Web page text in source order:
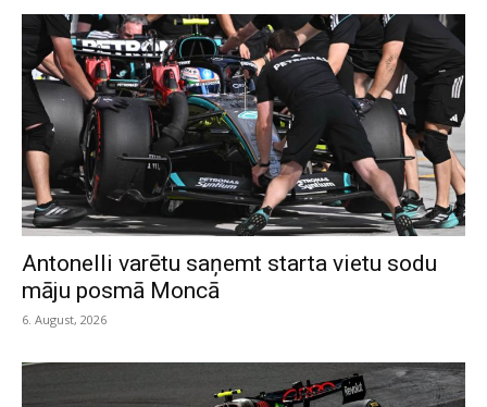
Antonelli varētu saņemt starta vietu sodu
māju posmā Moncā
6. August, 2026